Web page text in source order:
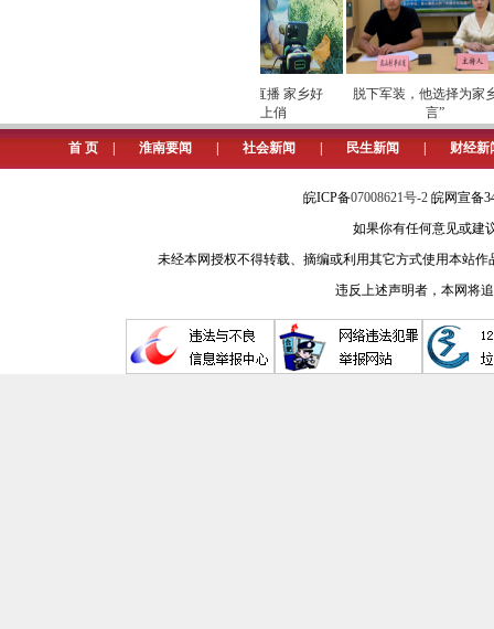
江苏，而如今以“江淮”命名的《江淮
天以“江淮”命名的院校则是安徽大学
江苏在“江淮”概念上的失语可能
只有中华人民共和国成立后开通的水
支流。这样，江苏广大地区在没有淮
然地理角度讲，称作“江淮大地”是合
劳模下田开直播 家乡好
物“云”上俏
脱下军装，他选择为家乡“
言”
首 页 淮南要闻 社会新闻 民生新闻 财经新
皖ICP备07008621号-2 皖网宣备
如果你有任何意见或建
未经本网授权不得转载、摘编或利用其它方式使用本站
违反上述声明者，本网将